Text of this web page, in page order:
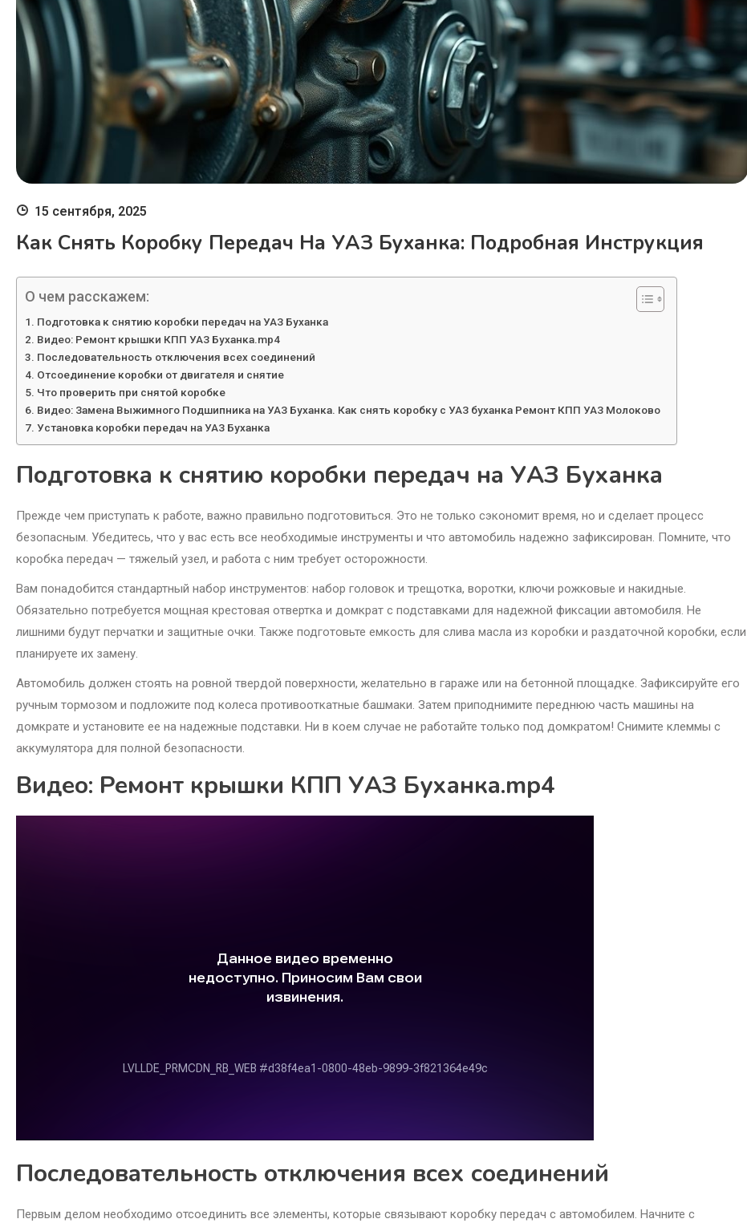
15 сентября, 2025
Как Снять Коробку Передач На УАЗ Буханка: Подробная Инструкция
О чем расскажем:
Подготовка к снятию коробки передач на УАЗ Буханка
Видео: Ремонт крышки КПП УАЗ Буханка.mp4
Последовательность отключения всех соединений
Отсоединение коробки от двигателя и снятие
Что проверить при снятой коробке
Видео: Замена Выжимного Подшипника на УАЗ Буханка. Как снять коробку с УАЗ буханка Ремонт КПП УАЗ Молоково
Установка коробки передач на УАЗ Буханка
Подготовка к снятию коробки передач на УАЗ Буханка
Прежде чем приступать к работе, важно правильно подготовиться. Это не только сэкономит время, но и сделает процесс
безопасным. Убедитесь, что у вас есть все необходимые инструменты и что автомобиль надежно зафиксирован. Помните, что
коробка передач — тяжелый узел, и работа с ним требует осторожности.
Вам понадобится стандартный набор инструментов: набор головок и трещотка, воротки, ключи рожковые и накидные.
Обязательно потребуется мощная крестовая отвертка и домкрат с подставками для надежной фиксации автомобиля. Не
лишними будут перчатки и защитные очки. Также подготовьте емкость для слива масла из коробки и раздаточной коробки, если
планируете их замену.
Автомобиль должен стоять на ровной твердой поверхности, желательно в гараже или на бетонной площадке. Зафиксируйте его
ручным тормозом и подложите под колеса противооткатные башмаки. Затем приподнимите переднюю часть машины на
домкрате и установите ее на надежные подставки. Ни в коем случае не работайте только под домкратом! Снимите клеммы с
аккумулятора для полной безопасности.
Видео: Ремонт крышки КПП УАЗ Буханка.mp4
Последовательность отключения всех соединений
Первым делом необходимо отсоединить все элементы, которые связывают коробку передач с автомобилем. Начните с